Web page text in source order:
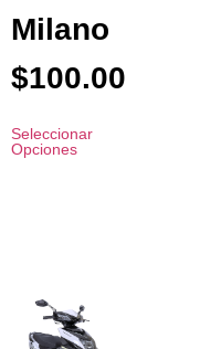
Milano
$100.00
Seleccionar
Opciones